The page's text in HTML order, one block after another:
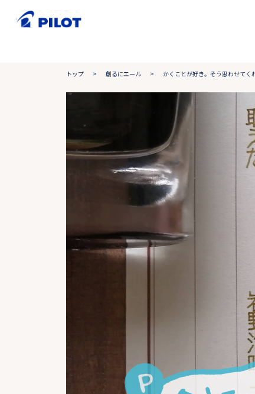
トップ > 創るにエール > かくことが好き。そう思わせてく